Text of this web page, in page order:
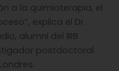
a la quimioterapia, el
explica el Dr.
alumni del IRB
postdoctoral